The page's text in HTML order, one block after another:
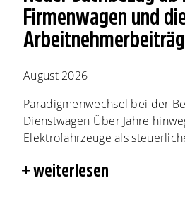
Firmenwagen und
August 2026
Paradigmenwechsel bei der
Dienstwagen Über Jahre
Elektrofahrzeuge als
weiterlesen